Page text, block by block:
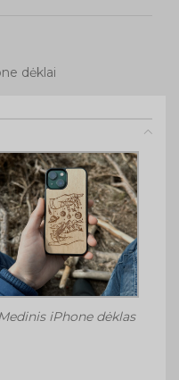
dėklai
iPhone dėklas